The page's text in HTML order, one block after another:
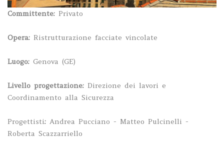
Committente: Privato
Opera: Ristrutturazione facciate vincolate
Luogo: Genova (GE)
Livello progettazione: Direzione dei lavori e
Coordinamento alla Sicurezza
Progettisti: Andrea Pucciano - Matteo Pulcinelli -
Roberta Scazzarriello